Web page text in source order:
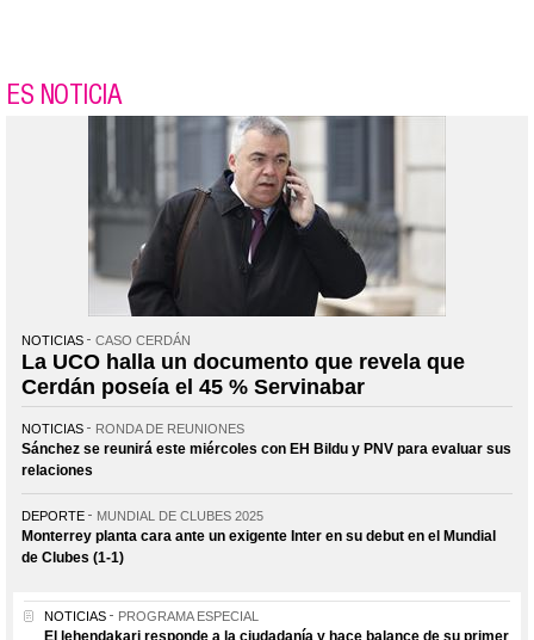
ES NOTICIA
NOTICIAS CASO CERDÁN
La UCO halla un documento que revela que
Cerdán poseía el 45 % Servinabar
NOTICIAS RONDA DE REUNIONES
Sánchez se reunirá este miércoles con EH Bildu y PNV para evaluar sus
relaciones
DEPORTE MUNDIAL DE CLUBES 2025
Monterrey planta cara ante un exigente Inter en su debut en el Mundial
de Clubes (1-1)
NOTICIAS PROGRAMA ESPECIAL
El lehendakari responde a la ciudadanía y hace balance de su primer